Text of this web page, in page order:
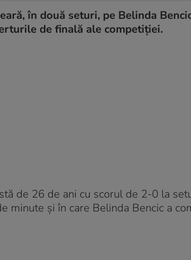
în două seturi, pe Belinda
de finală ale competiției.
de 26 de ani cu scorul de 2-0 la
minute și în care Belinda Bencic a